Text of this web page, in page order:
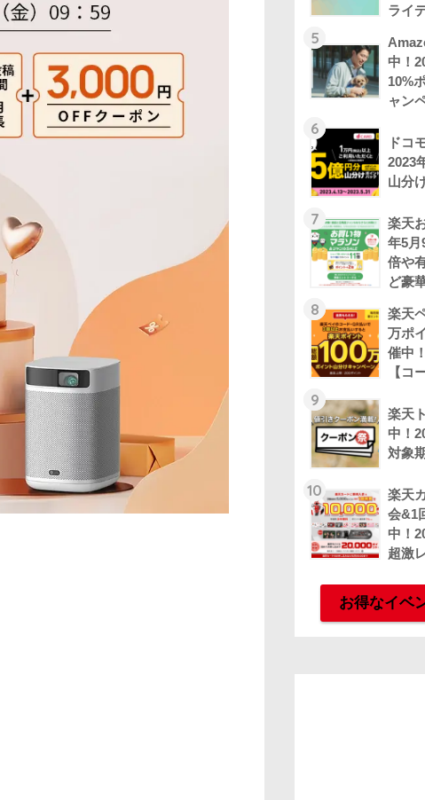
ライ
5
中！
10%
ャン
6
ドコ
2023
山分
7
楽天
年5月
倍や
ど豪
8
楽天
万ポ
催中
【コ
9
楽天
中！
対象
10
楽天
会&1
中！
超激
お得なイベ